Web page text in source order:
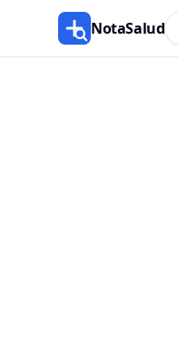
NotaSalud